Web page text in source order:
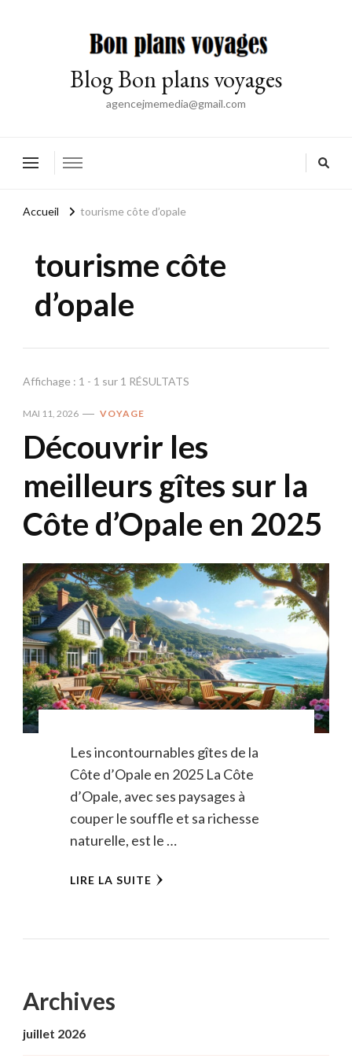
Blog Bon plans voyages
agencejmemedia@gmail.com
Accueil tourisme côte d’opale
tourisme côte
d’opale
Affichage : 1 - 1 sur 1 RÉSULTATS
MAI 11, 2026 VOYAGE
Découvrir les
meilleurs gîtes sur la
Côte d’Opale en 2025
Les incontournables gîtes de la
Côte d’Opale en 2025 La Côte
d’Opale, avec ses paysages à
couper le souffle et sa richesse
naturelle, est le …
LIRE LA SUITE
Archives
juillet 2026